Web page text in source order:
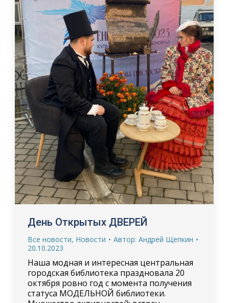
День Открытых ДВЕРЕЙ
Все новости, Новости Автор: Андрей Щепкин
20.10.2023
Наша модная и интересная центральная
городская библиотека праздновала 20
октября ровно год с момента получения
статуса МОДЕЛЬНОЙ библиотеки.